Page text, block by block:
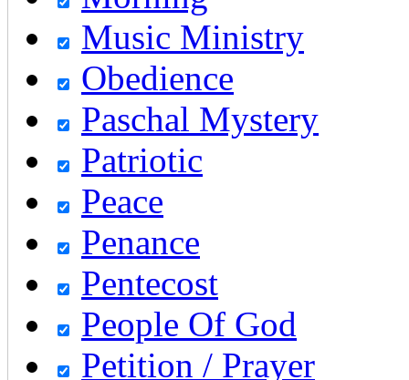
Music Ministry
Obedience
Paschal Mystery
Patriotic
Peace
Penance
Pentecost
People Of God
Petition / Prayer